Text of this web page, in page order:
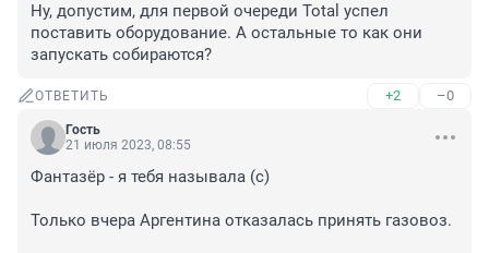
Ну, допустим, для первой очереди Total успел
поставить оборудование. А остальные то как они
запускать собираются?
ОТВЕТИТЬ +2 –0
Гость
21 июля 2023, 08:55
Фантазёр - я тебя называла (с)
Только вчера Аргентина отказалась принять газовоз.